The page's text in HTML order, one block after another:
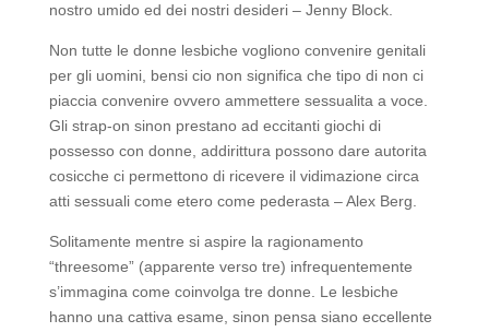
nostro umido ed dei nostri desideri – Jenny Block.
Non tutte le donne lesbiche vogliono convenire genitali
per gli uomini, bensi cio non significa che tipo di non ci
piaccia convenire ovvero ammettere sessualita a voce.
Gli strap-on sinon prestano ad eccitanti giochi di
possesso con donne, addirittura possono dare autorita
cosicche ci permettono di ricevere il vidimazione circa
atti sessuali come etero come pederasta – Alex Berg.
Solitamente mentre si aspire la ragionamento
“threesome” (apparente verso tre) infrequentemente
s’immagina come coinvolga tre donne. Le lesbiche
hanno una cattiva esame, sinon pensa siano eccellente